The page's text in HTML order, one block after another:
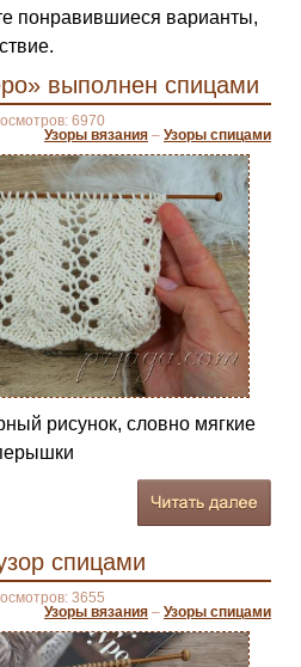
понравившиеся варианты,
выполнен спицами
6970
Узоры вязания – Узоры спицами
рисунок, словно мягкие
спицами
3655
Узоры вязания – Узоры спицами